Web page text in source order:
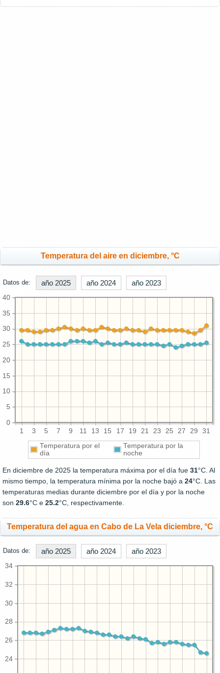
Temperatura del aire en diciembre, °C
Datos de: año 2025 año 2024 año 2023
1 3 5 7 9 11 13 15 17 19 21 23 25 27 29 31
0
5
10
15
20
25
30
35
40
Temperatura por el
día
Temperatura por la
noche
En diciembre de 2025 la temperatura máxima por el día fue 31°C. Al
mismo tiempo, la temperatura mínima por la noche bajó a 24°C. Las
temperaturas medias durante diciembre por el día y por la noche
son 29.6°C e 25.2°C, respectivamente.
Temperatura del agua en Cabo de La Vela diciembre, °C
Datos de: año 2025 año 2024 año 2023
24
26
28
30
32
34